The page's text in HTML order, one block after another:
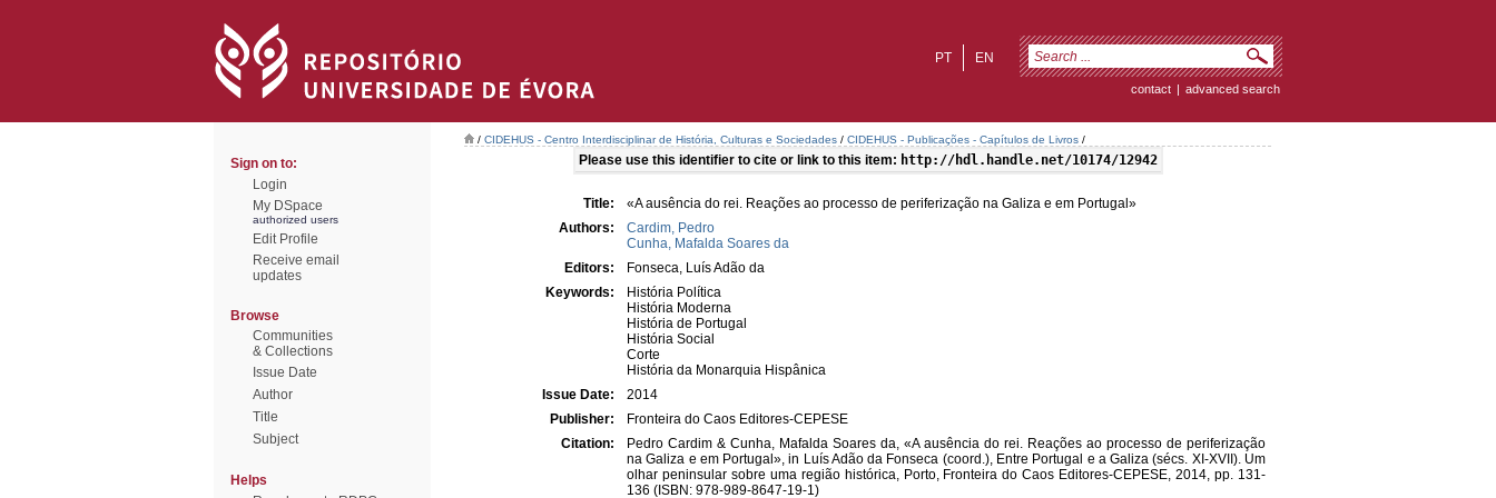
EN
PT
contact | advanced search
Sign on to:
Login
My DSpace
authorized users
Edit Profile
Receive email
updates
Browse
Communities
& Collections
Issue Date
Author
Title
Subject
Helps
/ CIDEHUS - Centro Interdisciplinar de História, Culturas e Sociedades / CIDEHUS - Publicações - Capítulos de Livros /
Please use this identifier to cite or link to this item: http://hdl.handle.net/10174/12942
Title:
«A ausência do rei. Reações ao processo de periferização na Galiza e em Portugal»
Authors:
Cardim, Pedro
Cunha, Mafalda Soares da
Editors:
Fonseca, Luís Adão da
Keywords:
História Política
História Moderna
História de Portugal
História Social
Corte
História da Monarquia Hispânica
Issue Date:
2014
Publisher:
Fronteira do Caos Editores-CEPESE
Citation:
Pedro Cardim & Cunha, Mafalda Soares da, «A ausência do rei. Reações ao processo de periferização
na Galiza e em Portugal», in Luís Adão da Fonseca (coord.), Entre Portugal e a Galiza (sécs. XI-XVII). Um
olhar peninsular sobre uma região histórica, Porto, Fronteira do Caos Editores-CEPESE, 2014, pp. 131-
136 (ISBN: 978-989-8647-19-1)